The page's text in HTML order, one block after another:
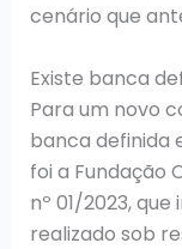
cenário que
Existe banca
Para um novo
banca definida
foi a Fundação
nº 01/2023,
realizado sob